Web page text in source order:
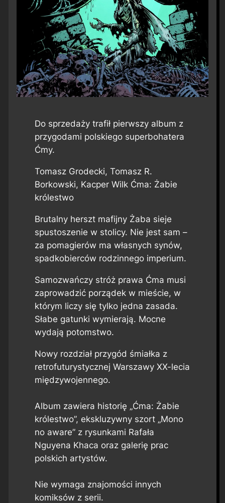
Do sprzedaży trafił pierwszy album z
przygodami polskiego superbohatera
Ćmy.
Tomasz Grodecki, Tomasz R.
Borkowski, Kacper Wilk Ćma: Żabie
królestwo
Brutalny herszt mafijny Żaba sieje
spustoszenie w stolicy. Nie jest sam –
za pomagierów ma własnych synów,
spadkobierców rodzinnego imperium.
Samozwańczy stróż prawa Ćma musi
zaprowadzić porządek w mieście, w
którym liczy się tylko jedna zasada.
Słabe gatunki wymierają. Mocne
wydają potomstwo.
Nowy rozdział przygód śmiałka z
retrofuturystycznej Warszawy XX-lecia
międzywojennego.
Album zawiera historię „Ćma: Żabie
królestwo”, ekskluzywny szort „Mono
no aware” z rysunkami Rafała
Nguyena Khaca oraz galerię prac
polskich artystów.
Nie wymaga znajomości innych
komiksów z serii.